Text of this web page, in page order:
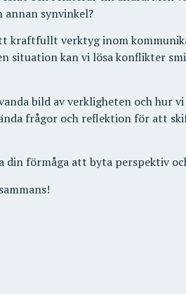
synvinkel?
kraftfullt verktyg inom
situation kan vi lösa konflikter
bild av verkligheten och hur
frågor och reflektion för att
din förmåga att byta perspektiv